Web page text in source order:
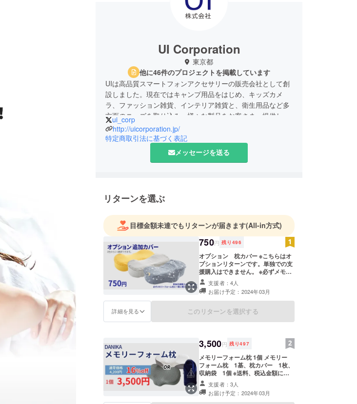
UI Corporation
東京都
他に46件のプロジェクトを掲載しています
UIは高品質スマートフォンアクセサリーの販売会社として創
設しました。現在ではキャンプ用品をはじめ、キッズカメ
ラ、ファッション雑貨、インテリア雑貨と、衛生用品など多
方面のニーズを取り込み、様々な製品をお客さまへ提供しお
かげさまで多くの方々から高い評価をいただいております。
ヨドバシカメラ、ビックカメラ、東急ハンズやロフトといっ
た大手量販店に商品を並べるまでに成長しました。
せ」からお願い致します。営業時間に順次回答させていただ
ますので予めご了承ください。電話での対応はしておりませ
ん。
ui_corp
http://uicorporation.jp/
特定商取引法に基づく表記
メッセージを送る
リターンを選ぶ
目標金額未達でもリターンが届きます(All-in方式)
750円 残り 496
オプション 枕カバー ※こちらはオ
プションリターンです。単独での支
援購入はできません。 ※必ずメモ
リーフォーム枕と一緒にご購入して
ください。 ※送料、税込金額です。
※3色から選択してください。
支援者：4人
お届け予定：2024年03月
詳細を見る このリターンを選択する
3,500円 残り497
メモリーフォーム枕 1個 メモリー
フォーム枕 1基、枕カバー 1枚、
収納袋 1個 ※送料、税込金額にな
ります。 ※枕カバーは枕に装着済で
の発送となります。 ※枕カバーは2
種類から選択してください。
支援者：3人
お届け予定：2024年03月